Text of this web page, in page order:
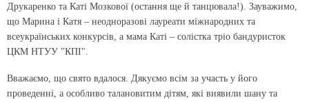
Друкаренко та Каті Мозкової (остання ще й танцювала!). Зауважимо,
що Марина і Катя – неодноразові лауреати міжнародних та
всеукраїнських конкурсів, а мама Каті – солістка тріо бандуристок
ЦКМ НТУУ "КПІ".
Вважаємо, що свято вдалося. Дякуємо всім за участь у його
проведенні, а особливо талановитим дітям, які виявили шану та